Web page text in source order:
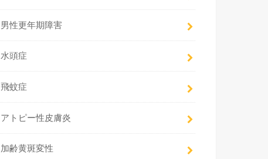
男性更年期障害
水頭症
飛蚊症
アトピー性皮膚炎
加齢黄斑変性